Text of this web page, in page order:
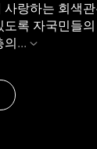
랑하는 회색
도록 자국민들
...